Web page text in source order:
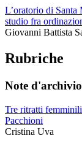
L’oratorio di Santa
studio fra
Giovanni Battista
Rubriche
Note d'archivio
Tre ritratti
Pacchioni
Cristina Uva